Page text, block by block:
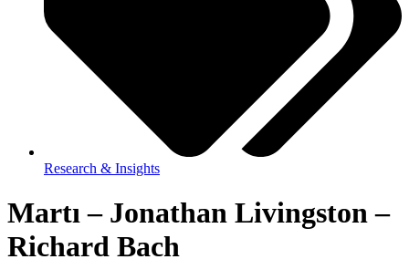
Research & Insights
Martı – Jonathan Livingston –
Richard Bach